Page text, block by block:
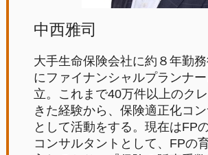
中西雅司
大手生命保険会社に約８年勤
にファイナンシャルプランナ
立。これまで40万件以上のク
きた経験から、保険適正化コ
として活動をする。現在はFP
コンサルタントとして、FPの